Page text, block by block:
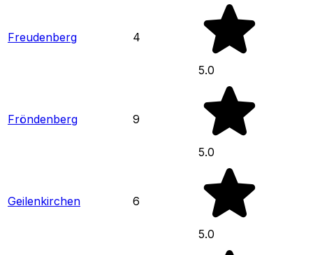
Freudenberg 4
5.0
Fröndenberg 9
5.0
Geilenkirchen 6
5.0